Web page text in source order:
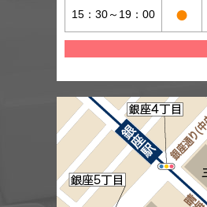
15：30～19：00 ●